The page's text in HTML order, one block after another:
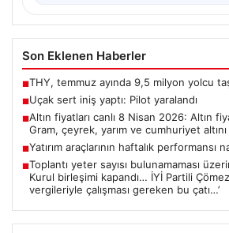
Son Eklenen Haberler
■THY, temmuz ayında 9,5 milyon yolcu
■Uçak sert iniş yaptı: Pilot yaralandı
■Altın fiyatları canlı 8 Nisan 2026: Altın
Gram, çeyrek, yarım ve cumhuriyet altını
■Yatırım araçlarının haftalık performansı
■Toplantı yeter sayısı bulunamaması
Kurul birleşimi kapandı… İYİ Partili
vergileriyle çalışması gereken bu çatı…’